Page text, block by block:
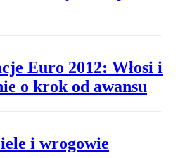
Euro 2012: Włosi i
o krok od awansu
i wrogowie